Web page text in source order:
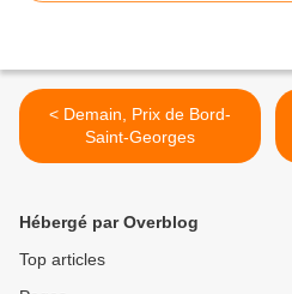
< Demain, Prix de Bord-
Saint-Georges
Hébergé par Overblog
Top articles